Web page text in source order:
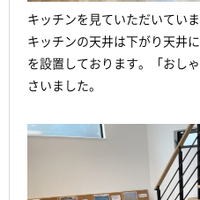
キッチンを見ていただいていま
キッチンの天井は下がり天井
を設置しております。「おし
さいました。